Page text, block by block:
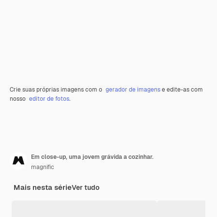
Crie suas próprias imagens com o gerador de imagense edite-as com
nosso editor de fotos.
Em close-up, uma jovem grávida a cozinhar.
magnific
Mais nesta sérieVer tudo